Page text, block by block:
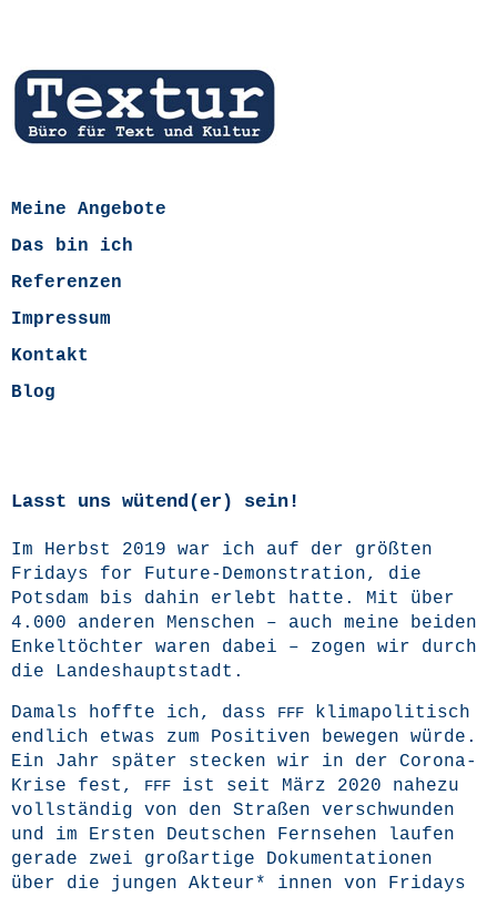
Meine Angebote
Das bin ich
Referenzen
Impressum
Kontakt
Blog
Lasst uns wütend(er) sein!
Im Herbst 2019 war ich auf der größ­ten
Fri­days for Future-Demons­tra­ti­on, die
Pots­dam bis dahin erlebt hat­te. Mit über
4.000 ande­ren Men­schen – auch mei­ne bei­den
Enkel­töch­ter waren dabei – zogen wir durch
die Landeshauptstadt.
Damals hoff­te ich, dass FFF kli­ma­po­li­tisch
end­lich etwas zum Posi­ti­ven bewe­gen wür­de.
Ein Jahr spä­ter ste­cken wir in der Coro­na-
Kri­se fest,
FFF ist seit März 2020 nahe­zu
voll­stän­dig von den Stra­ßen ver­schwun­den
und im Ers­ten Deut­schen Fern­se­hen lau­fen
gera­de zwei groß­ar­ti­ge Doku­men­ta­tio­nen
über die jun­gen Akteur* innen von Fri­days